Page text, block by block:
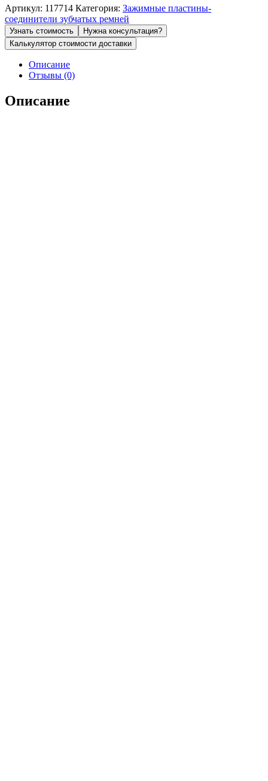
Артикул: 117714 Категория: Зажимные пластины-
соединители зубчатых ремней
Узнать стоимость
Нужна консультация?
Калькулятор стоимости доставки
Описание
Отзывы (0)
Описание